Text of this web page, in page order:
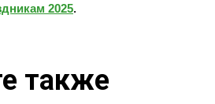
2025.
также